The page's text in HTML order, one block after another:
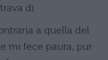
di
a quella del
mi fece paura, pur